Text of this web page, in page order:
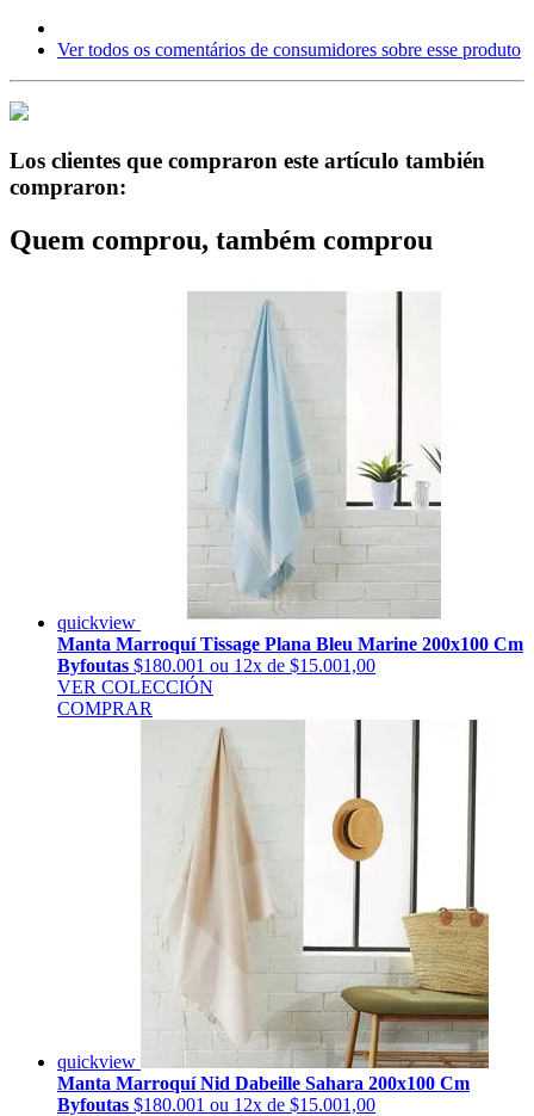
Ver todos os comentários de consumidores sobre esse produto
Los clientes que compraron este artículo también
compraron:
Quem comprou, também comprou
quickview
Manta Marroquí Tissage Plana Bleu Marine 200x100 Cm
Byfoutas $180.001 ou 12x de $15.001,00
VER COLECCIÓN
COMPRAR
quickview
Manta Marroquí Nid Dabeille Sahara 200x100 Cm
Byfoutas $180.001 ou 12x de $15.001,00